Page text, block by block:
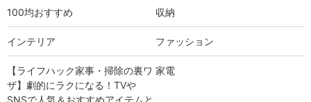
100均おすすめ 収納
インテリア ファッション
【ライフハック家事・掃除の裏ワ
ザ】劇的にラクになる！TVや
SNSで人気＆おすすめアイテムと
家電